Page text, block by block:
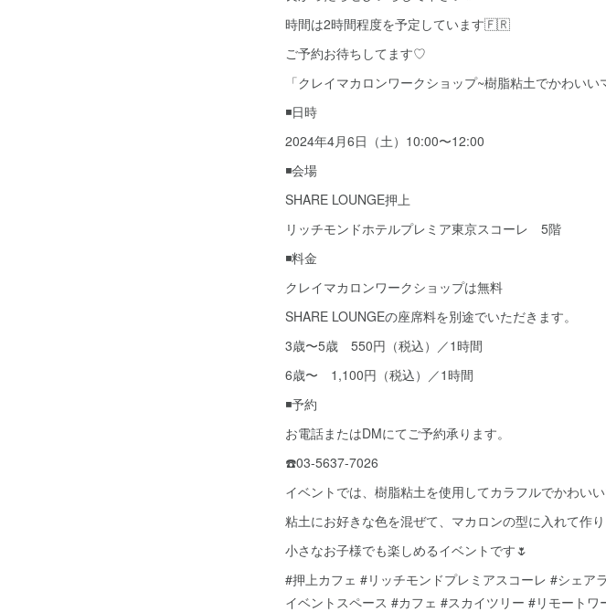
時間は2時間程度を予定しています🇫🇷
ご予約お待ちしてます♡
「クレイマカロンワークショップ~樹脂粘土でかわいい
◾️日時
2024年4月6日（土）10:00〜12:00
◾️会場
SHARE LOUNGE押上
リッチモンドホテルプレミア東京スコーレ 5階
◾️料金
クレイマカロンワークショップは無料
SHARE LOUNGEの座席料を別途でいただきます。
3歳〜5歳 550円（税込）／1時間
6歳〜 1,100円（税込）／1時間
◾️予約
お電話またはDMにてご予約承ります。
☎️03-5637-7026
イベントでは、樹脂粘土を使用してカラフルでかわい
粘土にお好きな色を混ぜて、マカロンの型に入れて作
小さなお子様でも楽しめるイベントです🌷
#押上カフェ #リッチモンドプレミアスコーレ #シェ
イベントスペース #カフェ #スカイツリー #リモート